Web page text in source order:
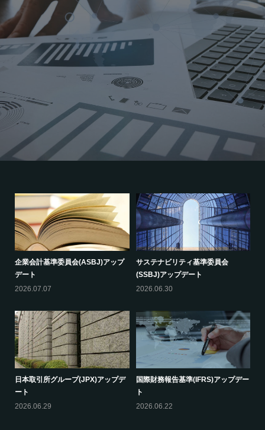
企業会計基準委員会(ASBJ)アップ
デート
2026.07.07
サステナビリティ基準委員会
(SSBJ)アップデート
2026.06.30
日本取引所グループ(JPX)アップデ
ート
2026.06.29
国際財務報告基準(IFRS)アップデー
ト
2026.06.22